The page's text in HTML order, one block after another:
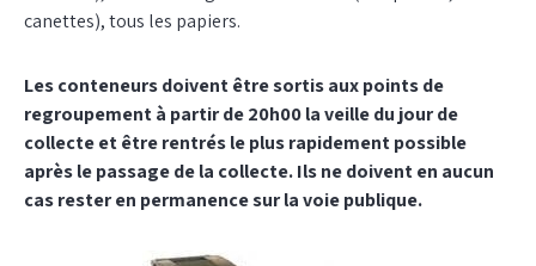
canettes), tous les papiers.
Les conteneurs doivent être sortis aux points de
regroupement à partir de 20h00 la veille du jour de
collecte et être rentrés le plus rapidement possible
après le passage de la collecte. Ils ne doivent en aucun
cas rester en permanence sur la voie publique.